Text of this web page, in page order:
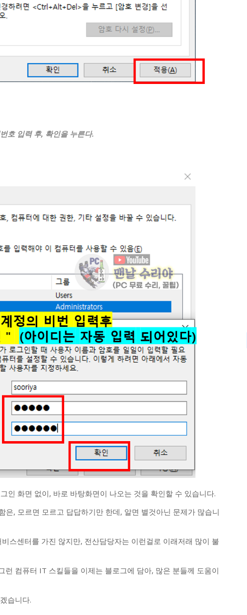
호 입력 후, 확인을 누른다.
인 화면 없이, 바로 바탕화면이 나오는 것을 확인할 수 있습니다.
은, 모르면 모르고 답답하기만 한데, 알면 별것아닌 문제가 많습니
스센터를 가진 않지만, 전산담당자는 이런걸로 이래저래 많이 불
런 컴퓨터 IT 스킬들을 이제는 블로그에 담아, 많은 분들께 도움이
습니다.